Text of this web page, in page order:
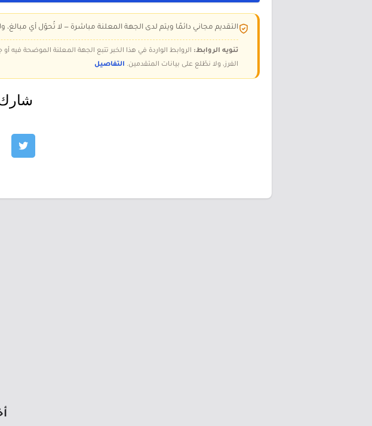
التقديم مجاني دائمًا ويتم لدى الجهة المعلنة مباشرة — لا تُحوّل أي
تنويه الروابط: الروابط الواردة في هذا الخبر تتبع الجهة المعلنة الموضحة
الفرز، ولا نطّلع على بيانات المتقدمين. التفاصيل